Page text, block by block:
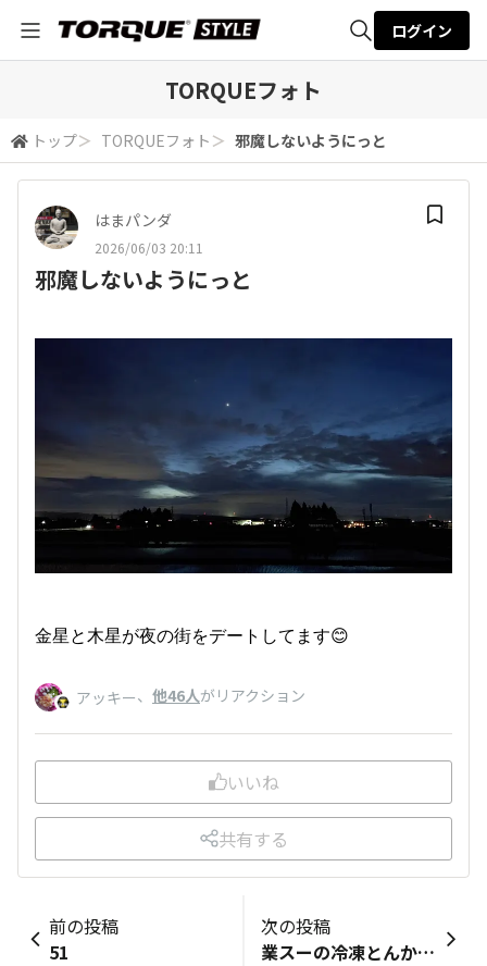
検索
ログイン
TORQUEフォト
トップ＞ TORQUEフォト ＞ 邪魔しないようにっと
はまパンダ
2026/06/03 20:11
邪魔しないようにっと
金星と木星が夜の街をデートしてます😊
アッキー、 他46人がリアクション
いいね
共有する
前の投稿
51
次の投稿
業スーの冷凍とんかつでど～ん～